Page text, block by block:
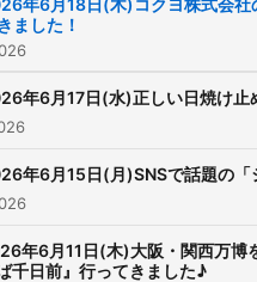
年6月18日(木)コクヨ株式会社
ました！
年6月17日(水)正しい日焼け止
年6月15日(月)SNSで話題の「
年6月11日(木)大阪・関西万博
千日前』行ってきました♪